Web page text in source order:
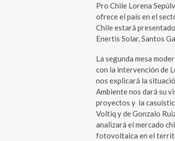
Pro Chile Lorena
ofrece el país en el
Chile estará
Enertis Solar, Santos
La segunda mesa
con la intervención de
nos explicará la
Ambiente nos dará su
proyectos y la
Voltiq y de Gonzalo
analizará el mercado
fotovoltaica en el